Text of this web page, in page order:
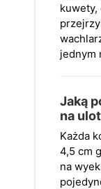
kuwety,
jednym
Jaką
na
Każda
4,5 cm
na